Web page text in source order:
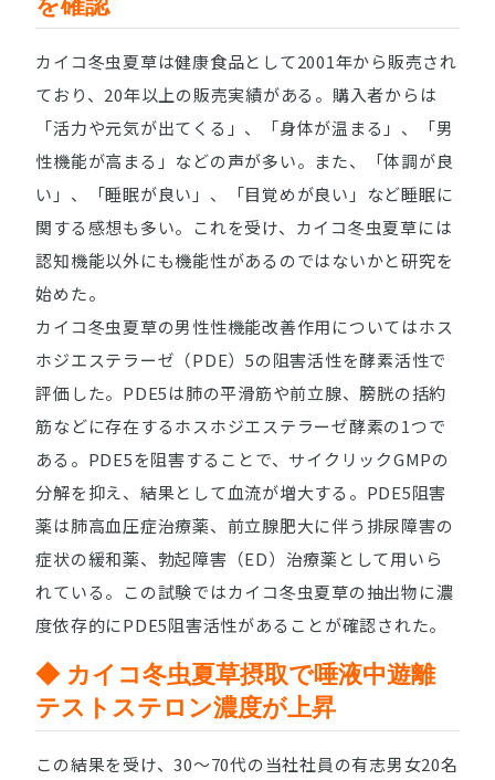
カイコ冬虫夏草は健康食品として2001年から販売され
ており、20年以上の販売実績がある。購入者からは
「活力や元気が出てくる」、「身体が温まる」、「男
性機能が高まる」などの声が多い。また、「体調が良
い」、「睡眠が良い」、「目覚めが良い」など睡眠に
関する感想も多い。これを受け、カイコ冬虫夏草には
認知機能以外にも機能性があるのではないかと研究を
始めた。
カイコ冬虫夏草の男性性機能改善作用についてはホス
ホジエステラーゼ（PDE）5の阻害活性を酵素活性で
評価した。PDE5は肺の平滑筋や前立腺、膀胱の括約
筋などに存在するホスホジエステラーゼ酵素の1つで
ある。PDE5を阻害することで、サイクリックGMPの
分解を抑え、結果として血流が増大する。PDE5阻害
薬は肺高血圧症治療薬、前立腺肥大に伴う排尿障害の
症状の緩和薬、勃起障害（ED）治療薬として用いら
れている。この試験ではカイコ冬虫夏草の抽出物に濃
度依存的にPDE5阻害活性があることが確認された。
◆ カイコ冬虫夏草摂取で唾液中遊離
テストステロン濃度が上昇
この結果を受け、30〜70代の当社社員の有志男女20名